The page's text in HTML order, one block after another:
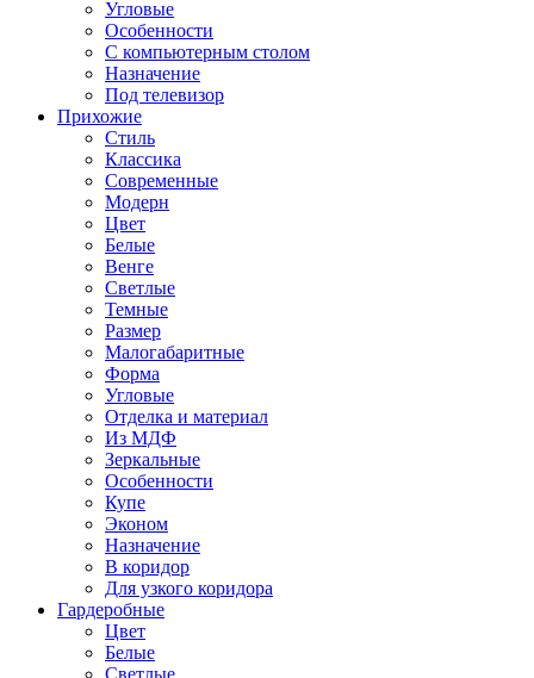
Угловые
Особенности
С компьютерным столом
Назначение
Под телевизор
Прихожие
Стиль
Классика
Современные
Модерн
Цвет
Белые
Венге
Светлые
Темные
Размер
Малогабаритные
Форма
Угловые
Отделка и материал
Из МДФ
Зеркальные
Особенности
Купе
Эконом
Назначение
В коридор
Для узкого коридора
Гардеробные
Цвет
Белые
Светлые